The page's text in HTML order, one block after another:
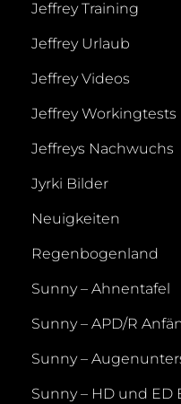
Jeffrey Training
Jeffrey Urlaub
Jeffrey Videos
Jeffrey Workingtests
Jeffreys Nachwuchs
Jyrki Bilder
Neuigkeiten
Regenbogenland
Sunny – Ahnentafel
Sunny – APD/R
Sunny –
Sunny – HD und ED